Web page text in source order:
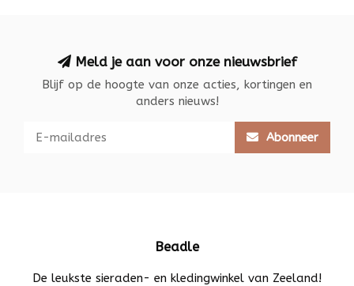
Meld je aan voor onze nieuwsbrief
Blijf op de hoogte van onze acties, kortingen en
anders nieuws!
Abonneer
Beadle
De leukste sieraden- en kledingwinkel van Zeeland!